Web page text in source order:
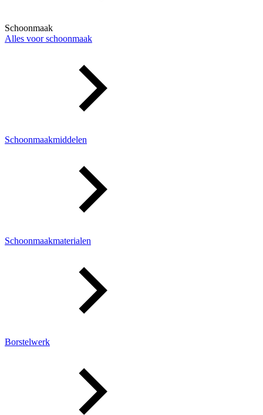
Schoonmaak
Alles voor schoonmaak
Schoonmaakmiddelen
Schoonmaakmaterialen
Borstelwerk